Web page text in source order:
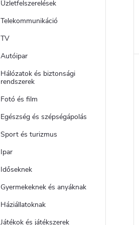
Üzletfelszerelések
Telekommunikáció
TV
Autóipar
Hálózatok és biztonsági
rendszerek
Fotó és film
Egészség és szépségápolás
Sport és turizmus
Ipar
Időseknek
Gyermekeknek és anyáknak
Háziállatoknak
Játékok és játékszerek
l